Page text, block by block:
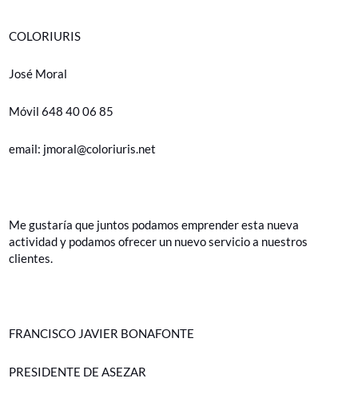
COLORIURIS
José Moral
Móvil 648 40 06 85
email: jmoral@coloriuris.net
Me gustaría que juntos podamos emprender esta nueva
actividad y podamos ofrecer un nuevo servicio a nuestros
clientes.
FRANCISCO JAVIER BONAFONTE
PRESIDENTE DE ASEZAR